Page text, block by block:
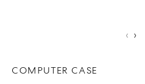
‹ ›
COMPUTER CASE